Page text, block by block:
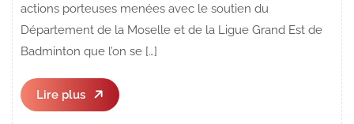
actions porteuses menées avec le soutien du
Département de la Moselle et de la Ligue Grand Est de
Badminton que l’on se […]
Lire plus
Lire
plus